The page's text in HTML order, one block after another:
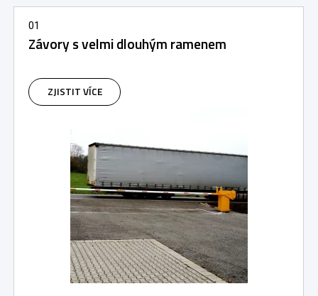
01
Závory s velmi dlouhým ramenem
ZJISTIT VÍCE